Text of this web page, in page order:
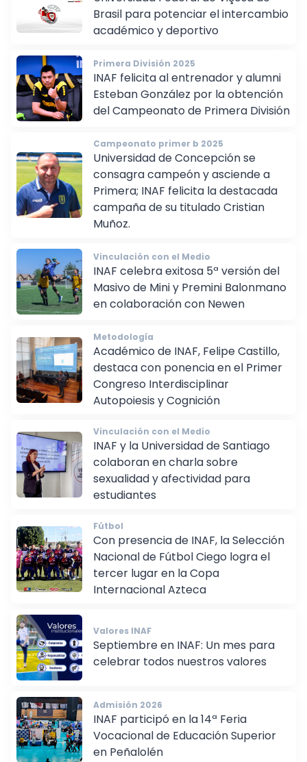
Universidad Federal de Viçosa de
Brasil para potenciar el intercambio
académico y deportivo
Primera División 2025
INAF felicita al entrenador y alumni
Esteban González por la obtención
del Campeonato de Primera División
Campeonato primer b 2025
Universidad de Concepción se
consagra campeón y asciende a
Primera; INAF felicita la destacada
campaña de su titulado Cristian
Vinculación con el Medio
INAF celebra exitosa 5ª versión del
Masivo de Mini y Premini Balonmano
Metodología
Académico de INAF, Felipe Castillo,
destaca con ponencia en el Primer
Congreso Interdisciplinar
Autopoiesis y Cognición
Vinculación con el Medio
INAF y la Universidad de Santiago
colaboran en charla sobre
sexualidad y afectividad para
Fútbol
Con presencia de INAF, la Selección
Nacional de Fútbol Ciego logra el
tercer lugar en la Copa
Valores INAF
Septiembre en INAF: Un mes para
Admisión 2026
INAF participó en la 14ª Feria
Vocacional de Educación Superior